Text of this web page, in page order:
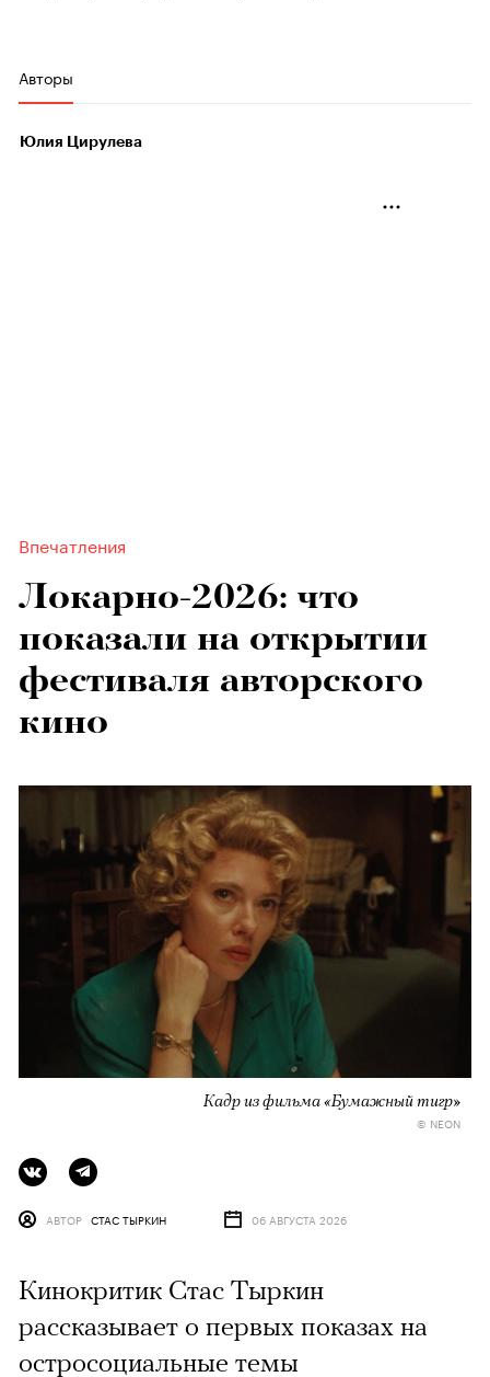
Авторы
Юлия Цирулева
Впечатления
Локарно-2026: что
показали на открытии
фестиваля авторского
кино
Кадр из фильма «Бумажный тигр»
© NEON
АВТОР СТАС ТЫРКИН 06 АВГУСТА 2026
Кинокритик Стас Тыркин
рассказывает о первых показах на
остросоциальные темы